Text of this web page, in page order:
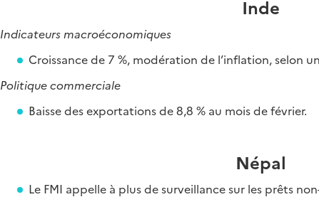
Inde
Indicateurs macroéconomiques
Croissance de 7 %, modération de l’inflation, selon
Politique commerciale
Baisse des exportations de 8,8 % au mois de février.
Népal
Le FMI appelle à plus de surveillance sur les prêts